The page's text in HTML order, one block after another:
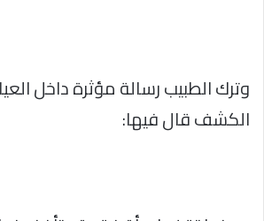
وترك الطبيب رسالة مؤثرة داخل
الكشف قال فيها: